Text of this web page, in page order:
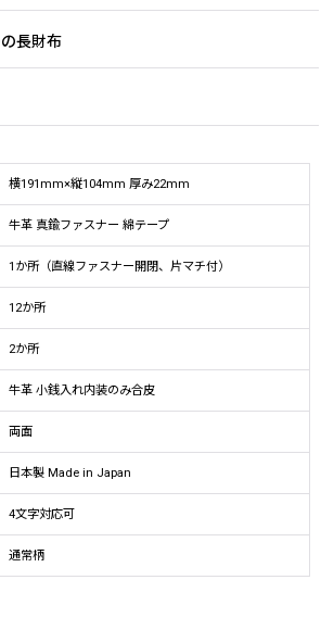
長財布
横191mm×縦104mm 厚み22mm
牛革 真鍮ファスナー 綿テープ
1か所（直線ファスナー開閉、片マチ付）
12か所
2か所
牛革 小銭入れ内装のみ合皮
両面
日本製 Made in Japan
4文字対応可
通常柄